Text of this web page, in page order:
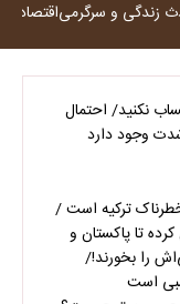
زندگی و سرگرمیاقتصاد
نکنید/ احتمال
وجود دارد
ترکیه است /
تا پاکستان و
را بخورند!/
است